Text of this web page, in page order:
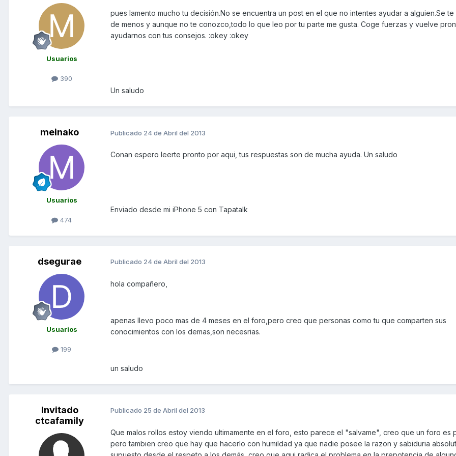
Usuarios
390
pues lamento mucho tu decisión.No se encuentra un post en el que no intentes ayudar a alguien.Se
de menos y aunque no te conozco,todo lo que leo por tu parte me gusta. Coge fuerzas y vuelve
ayudarnos con tus consejos. :okey :okey
Un saludo
meinako
Usuarios
474
Publicado 24 de Abril del 2013
Conan espero leerte pronto por aqui, tus respuestas son de mucha ayuda. Un saludo
Enviado desde mi iPhone 5 con Tapatalk
dsegurae
Usuarios
199
Publicado 24 de Abril del 2013
hola compañero,
apenas llevo poco mas de 4 meses en el foro,pero creo que personas como tu que comparten sus
conocimientos con los demas,son necesrias.
un saludo
Invitado
ctcafamily
Publicado 25 de Abril del 2013
Que malos rollos estoy viendo ultimamente en el foro, esto parece el "salvame", creo que un foro es
pero tambien creo que hay que hacerlo con humildad ya que nadie posee la razon y sabiduria